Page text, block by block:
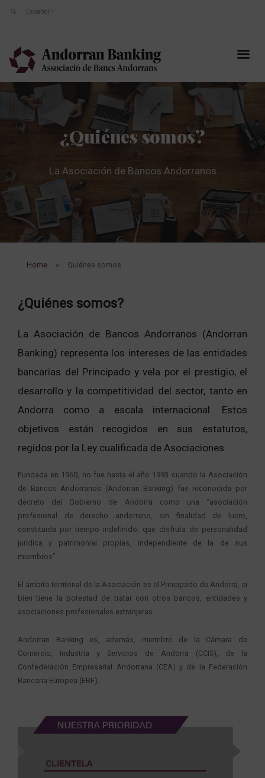
Español
¿Quiénes somos?
La Asociación de Bancos Andorranos
Home Quiénes somos
¿Quiénes somos?
La Asociación de Bancos Andorranos (Andorran
Banking) representa los intereses de las entidades
bancarias del Principado y vela por el prestigio, el
desarrollo y la competitividad del sector, tanto en
Andorra como a escala internacional. Estos
objetivos están recogidos en sus estatutos,
regidos por la Ley cualificada de Asociaciones.
Fundada en 1960, no fue hasta el año 1993 cuando la Asociación
de Bancos Andorranos (Andorran Banking) fue reconocida por
decreto del Gobierno de Andorra como una “asociación
profesional de derecho andorrano, sin finalidad de lucro,
constituida por tiempo indefinido, que disfruta de personalidad
jurídica y patrimonial propias, independiente de la de sus
miembros”.
El ámbito territorial de la Asociación es el Principado de Andorra, si
bien tiene la potestad de tratar con otros bancos, entidades y
asociaciones profesionales extranjeras.
Andorran Banking es, además, miembro de la Cámara de
Comercio, Industria y Servicios de Andorra (CCIS), de la
Confederación Empresarial Andorrana (CEA) y de la Federación
Bancaria Europea (EBF).